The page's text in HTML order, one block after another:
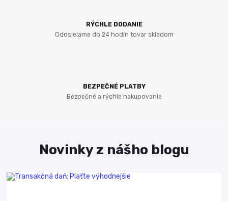
RÝCHLE DODANIE
Odosielame do 24 hodín tovar skladom
BEZPEČNÉ PLATBY
Bezpečné a rýchle nakupovanie
Novinky z nášho blogu